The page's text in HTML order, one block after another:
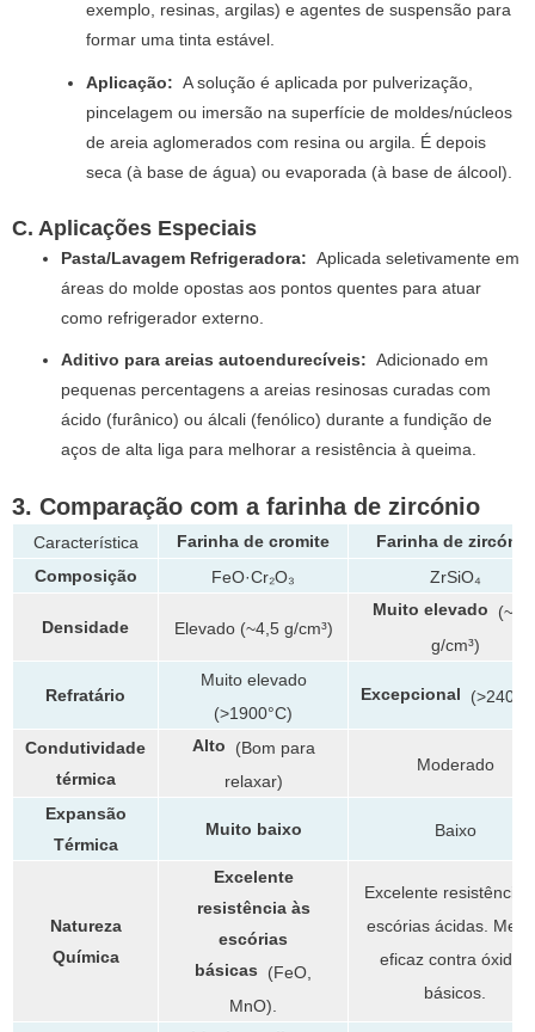
exemplo, resinas, argilas) e agentes de suspensão para
formar uma tinta estável.
Aplicação: A solução é aplicada por pulverização,
pincelagem ou imersão na superfície de moldes/núcleos
de areia aglomerados com resina ou argila. É depois
seca (à base de água) ou evaporada (à base de álcool).
C. Aplicações Especiais
Pasta/Lavagem Refrigeradora: Aplicada seletivamente em
áreas do molde opostas aos pontos quentes para atuar
como refrigerador externo.
Aditivo para areias autoendurecíveis: Adicionado em
pequenas percentagens a areias resinosas curadas com
ácido (furânico) ou álcali (fenólico) durante a fundição de
aços de alta liga para melhorar a resistência à queima.
3. Comparação com a farinha de zircónio
Característica Farinha de cromite
Farinha de zircónio
Composição
FeO·Cr₂O₃ ZrSiO₄
Densidade Elevado (~4,5 g/cm³)
Muito elevado
g/cm³)
Refratário
Muito elevado
(>1900°C)
Excepcional
Condutividade
térmica
Alto (Bom para
relaxar)
Moderado
Expansão
Térmica
Muito baixo Baixo
Natureza
Química
Excelente
resistência às
escórias
básicas (FeO,
MnO).
Excelente resistência
escórias ácidas.
eficaz contra óxidos
básicos.